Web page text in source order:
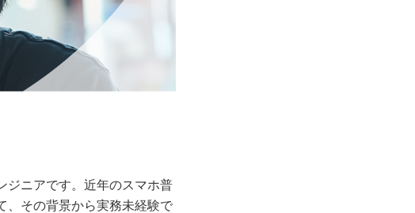
ジニアです。近年のスマホ普
、その背景から実務未経験で